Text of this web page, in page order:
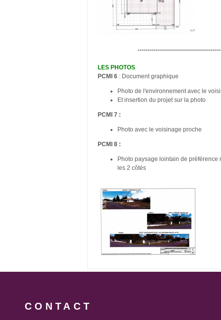
LES PHOTOS
PCMI 6 : Document graphique
Photo de l'environnement avec le
Et insertion du projet sur la photo
PCMI 7 :
Photo avec le voisinage proche
PCMI 8 :
Photo paysage lointain de préférence
les 2 côtés
CONTACT